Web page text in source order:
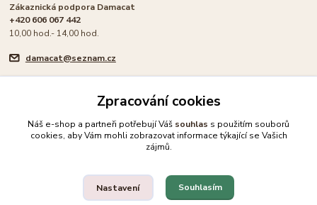
Zákaznická podpora Damacat
+420 606 067 442
10,00 hod.- 14,00 hod.
damacat@seznam.cz
🐾 Rodinný e-shop pro milovníky koček
Upravit sběr cookies.
Zpracování cookies
Náš e-shop a partneři potřebují Váš souhlas s použitím souborů
cookies, aby Vám mohli zobrazovat informace týkající se Vašich
zájmů.
Nastavení Souhlasím